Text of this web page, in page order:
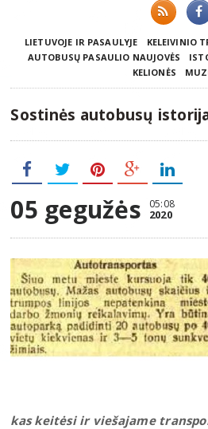
LIETUVOJE IR PASAULYJE
KELEIVINIO
AUTOBUSŲ PASAULIO NAUJOVĖS
KELIONĖS
Sostinės autobusų
05 gegužės 05:08
2020
kas keitėsi ir viešajame